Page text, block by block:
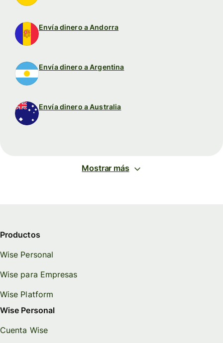
Envía dinero a Andorra
Envía dinero a Argentina
Envía dinero a Australia
Mostrar más
Productos
Wise Personal
Wise para Empresas
Wise Platform
Wise Personal
Cuenta Wise